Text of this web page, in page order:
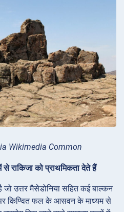
Wikimedia Common
राकिजा को प्राथमिकता देते हैं
जो उत्तर मैसेडोनिया सहित कई बाल्कन
किण्वित फल के आसवन के माध्यम से